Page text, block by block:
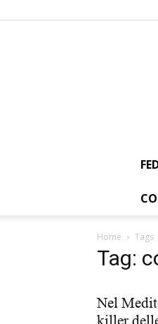
Home Tags
Tag:
Nel
killer